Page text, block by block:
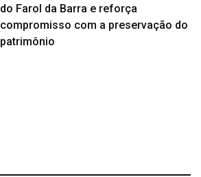
do Farol da Barra e reforça
compromisso com a preservação do
patrimônio